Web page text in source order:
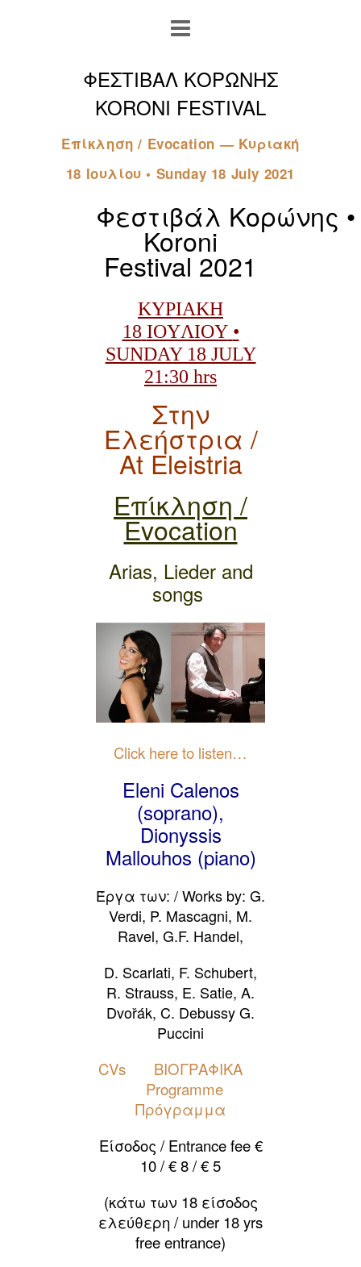
ΦΕΣΤΙΒΑΛ ΚΟΡΩΝΗΣ
KORONI FESTIVAL
Επίκληση / Evocation — Κυριακή
18 Ιουλίου • Sunday 18 July 2021
Φεστιβάλ Κορώνης •
Koroni
Festival 2021
ΚΥΡΙΑΚΗ
18 IOYΛIOY •
SUNDAY 18 JULY
21:30 hrs
Στην
Ελεήστρια /
At Eleistria
Επίκληση /
Evocation
Αrias, Lieder and
songs
Click here to listen…
Eleni Calenos
(soprano),
Dionyssis
Mallouhos (piano)
Έργα των: /Works by: G.
Verdi, P. Mascagni, M.
Ravel, G.F. Handel,
D. Scarlati, F. Schubert,
R. Strauss, E. Satie, A.
Dvořák, C. Debussy G.
Puccini
CVs
ΒΙΟΓΡΑΦΙΚΑ
Programme
Πρόγραμμα
Είσοδος / Entrance fee €
10 / € 8 / € 5
(κάτω των 18 είσοδος
ελεύθερη / under 18 yrs
free entrance)